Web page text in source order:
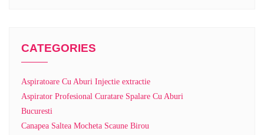
CATEGORIES
Aspiratoare Cu Aburi Injectie extractie
Aspirator Profesional Curatare Spalare Cu Aburi
Bucuresti
Canapea Saltea Mocheta Scaune Birou